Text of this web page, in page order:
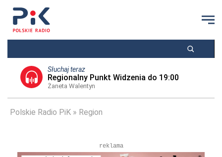
Słuchaj teraz
Regionalny Punkt Widzenia do 19:00
Żaneta Walentyn
Polskie Radio PiK Region
reklama